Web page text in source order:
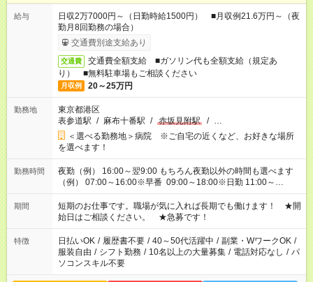
給与
日収2万7000円～（日勤時給1500円） ■月収例21.6万円～（夜
勤月8回勤務の場合）
交通費別途支給あり
交通費
交通費全額支給 ■ガソリン代も全額支給（規定あ
り） ■無料駐車場もご相談ください
月収例 20～25万円
勤務地
東京都港区
表参道駅 / 麻布十番駅 / 赤坂見附駅 / …
＜選べる勤務地＞病院 ※ご自宅の近くなど、お好きな場所
を選べます！
勤務時間
夜勤（例） 16:00～翌9:00 もちろん夜勤以外の時間も選べます
（例） 07:00～16:00※早番 09:00～18:00※日勤 11:00～
20:00※遅番 ※時間は、固定・選べる施設もあるので、ご希望が
あれば調整できます！ ※シフト制。勤務地により実働時間が異
なります。★家庭の都合でお休みが必要な場合も遠慮なくご相談
ください。
期間
短期のお仕事です。職場が気に入れば長期でも働けます！ ★開
始日はご相談ください。 ★急募です！
特徴 日払いOK / 履歴書不要 / 40～50代活躍中 / 副業・WワークOK /
服装自由 / シフト勤務 / 10名以上の大量募集 / 電話対応なし / パ
ソコンスキル不要